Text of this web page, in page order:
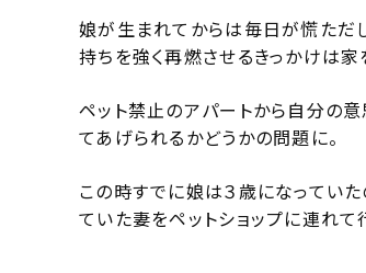
娘が生まれてからは毎日が慌ただ
持ちを強く再燃させるきっかけは家
ペット禁止のアパートから自分の
てあげられるかどうかの問題に。
この時すでに娘は３歳になってい
ていた妻をペットショップに連れて